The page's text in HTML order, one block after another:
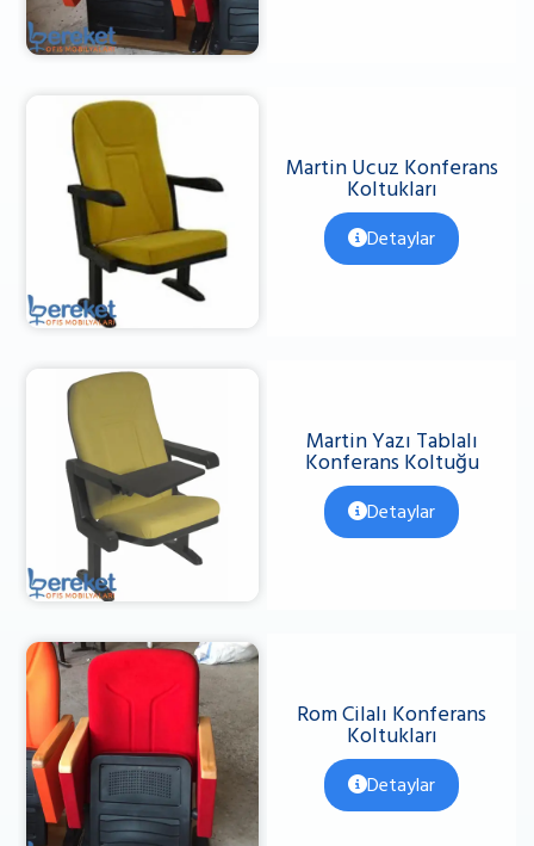
Martin Ucuz Konferans
Koltukları
Detaylar
Martin Yazı Tablalı
Konferans Koltuğu
Detaylar
Rom Cilalı Konferans
Koltukları
Detaylar